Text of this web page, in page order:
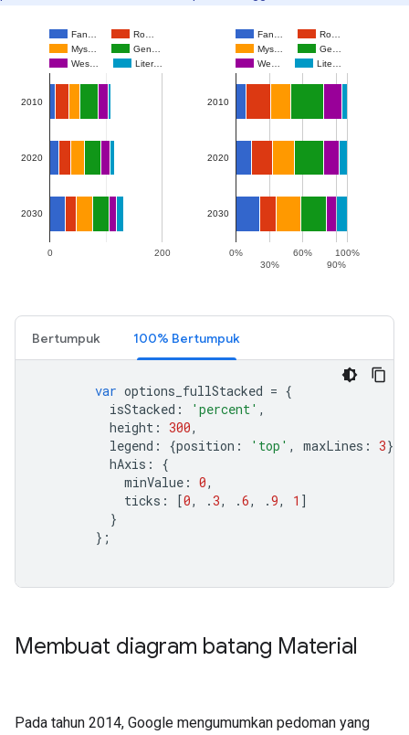
Bertumpuk 100% Bertumpuk
var options_fullStacked = {
isStacked : 'percent' ,
height : 300,
legend : {position : 'top' , maxLines : 3},
hAxis :
{
minValue : 0,
ticks : [0, .3, .6, .9, 1 ]
}
};
Membuat diagram batang Material
Pada tahun 2014, Google mengumumkan pedoman yang